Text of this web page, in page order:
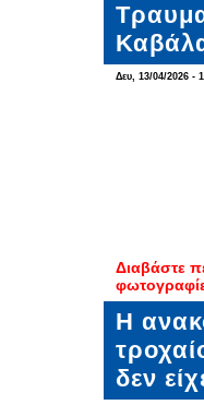
Δευ, 13/04/2026 -
Διαβάστε
Η
δεν